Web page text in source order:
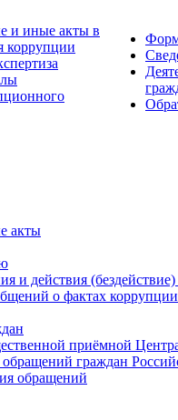
и иные акты в
коррупции
акты
и действия
о фактах коррупции
приёмной
граждан
обращений